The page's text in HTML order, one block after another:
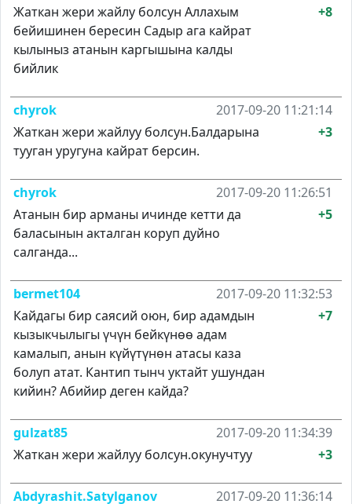
Жаткан жери жайлу болсун Аллахым
бейишинен бересин Садыр ага кайрат
кылыныз атанын каргышына калды
бийлик
+8
chyrok
2017-09-20 11:21:14
Жаткан жери жайлуу болсун.Балдарына
тууган уругуна кайрат берсин.
+3
chyrok
2017-09-20 11:26:51
Атанын бир арманы ичинде кетти да
баласынын акталган коруп дуйно
салганда...
+5
bermet104
2017-09-20 11:32:53
Кайдагы бир саясий оюн, бир адамдын
кызыкчылыгы үчүн бейкүнөө адам
камалып, анын күйүтүнөн атасы каза
болуп атат. Кантип тынч уктайт ушундан
кийин? Абийир деген кайда?
+7
gulzat85
2017-09-20 11:34:39
Жаткан жери жайлуу болсун.окунучтуу
+3
Abdyrashit.Satylganov
2017-09-20 11:36:14